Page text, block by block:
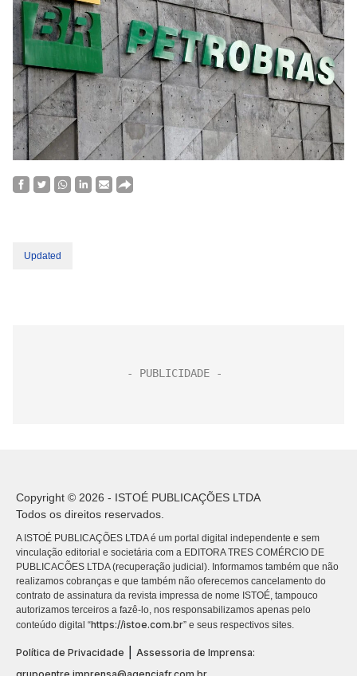
Updated
Copyright © 2026 - ISTOÉ PUBLICAÇÕES LTDA
Todos os direitos reservados.
A ISTOÉ PUBLICAÇÕES LTDA é um portal digital independente e sem
vinculação editorial e societária com a EDITORA TRES COMÉRCIO DE
PUBLICACÕES LTDA (recuperação judicial). Informamos também que não
realizamos cobranças e que também não oferecemos cancelamento do
contrato de assinatura da revista impressa de nome ISTOÉ, tampouco
autorizamos terceiros a fazê-lo, nos responsabilizamos apenas pelo
conteúdo digital “https://istoe.com.br” e seus respectivos sites.
Política de Privacidade
Assessoria de Imprensa: